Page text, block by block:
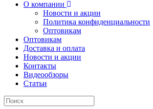
О компании
Новости и акции
Политика конфиденциальности
Оптовикам
Оптовикам
Доставка и оплата
Новости и акции
Контакты
Видеообзоры
Статьи